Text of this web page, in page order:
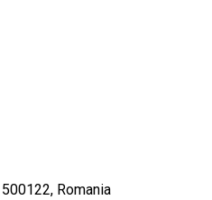
Romania